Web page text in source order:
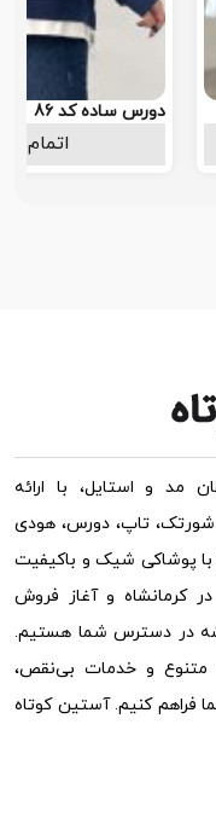
دورس ساده کد 86
اتمام
مد و استایل، با ارائه
شورتک، تاپ، دورس، هودی
با پوشاکی شیک و باکیفیت
کرمانشاه و آغاز فروش
در دسترس شما هستیم.
متنوع و خدمات بی‌نقص،
فراهم کنیم. آستین کوتاه